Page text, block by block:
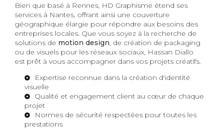
Bien que basé à Rennes, HD Graphisme étend ses
services à Nantes, offrant ainsi une couverture
géographique élargie pour répondre aux besoins des
entreprises locales. Que vous soyez à la recherche de
solutions de motion design, de création de packaging
ou de visuels pour les réseaux sociaux, Hassan Diallo
est prêt à vous accompagner dans vos projets créatifs.
Expertise reconnue dans la création d'identité
visuelle
Qualité et engagement client au cœur de chaque
projet
Normes de sécurité respectées pour toutes les
prestations